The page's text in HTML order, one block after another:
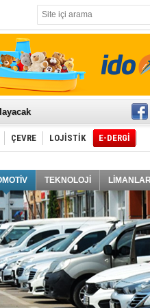
ÇEVRE LOJİSTİK E-DERGİ
TEKNOLOJİ LİMANLAR
YILMAZ
Başarısı ve Hedefleri